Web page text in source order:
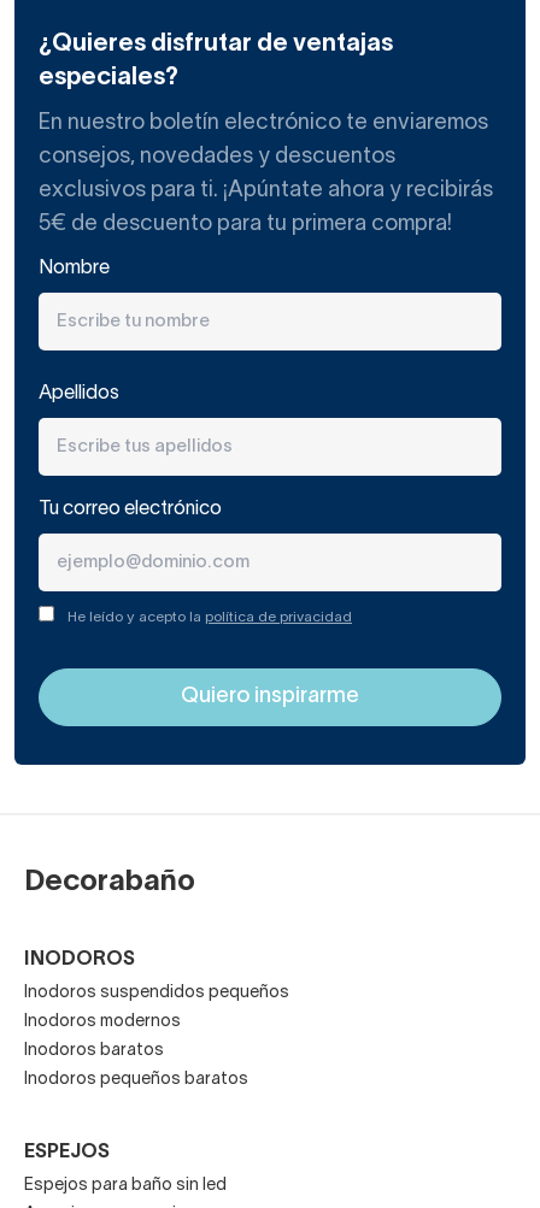
¿Quieres disfrutar de ventajas
especiales?
En nuestro boletín electrónico te enviaremos
consejos, novedades y descuentos
exclusivos para ti. ¡Apúntate ahora y recibirás
5€ de descuento para tu primera compra!
Nombre
Apellidos
Tu correo electrónico
He leído y acepto la política de privacidad
Decorabaño
INODOROS
Inodoros suspendidos pequeños
Inodoros modernos
Inodoros baratos
Inodoros pequeños baratos
ESPEJOS
Espejos para baño sin led